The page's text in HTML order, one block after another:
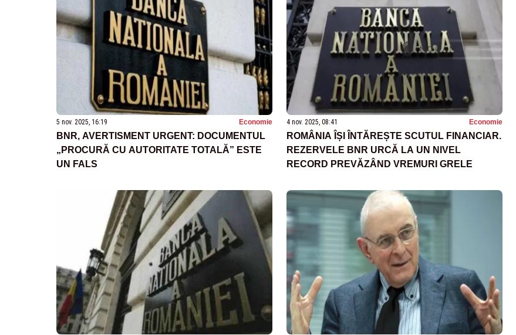
5 nov. 2025, 16:19 Economie
BNR, AVERTISMENT URGENT: DOCUMENTUL
„PROCURĂ CU AUTORITATE TOTALĂ” ESTE
UN FALS
4 nov. 2025, 08:41 Economie
ROMÂNIA ÎȘI ÎNTĂREȘTE SCUTUL FINANCIAR.
REZERVELE BNR URCĂ LA UN NIVEL
RECORD PREVĂZÂND VREMURI GRELE